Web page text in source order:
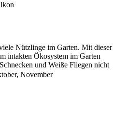
November
Nützlinge im Garten. Mit dieser
intakten Ökosystem im Garten
und Weiße Fliegen nicht